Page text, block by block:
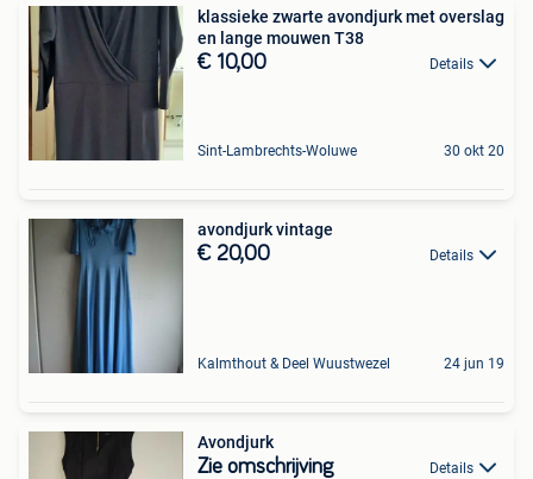
klassieke zwarte avondjurk met overslag
en lange mouwen T38
€ 10,00 Details
Sint-Lambrechts-Woluwe 30 okt 20
avondjurk vintage
€ 20,00 Details
Kalmthout & Deel Wuustwezel 24 jun 19
Avondjurk
Zie omschrijving Details